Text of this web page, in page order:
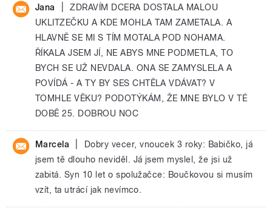
Jana
ZDRAVÍM DCERA DOSTALA MALOU
UKLITZEČKU A KDE MOHLA TAM ZAMETALA. A
HLAVNĚ SE MI S TÍM MOTALA POD NOHAMA.
ŘÍKALA JSEM JÍ, NE ABYS MNE PODMETLA, TO
BYCH SE UŽ NEVDALA. ONA SE ZAMYSLELA A
POVÍDÁ - A TY BY SES CHTĚLA VDÁVAT? V
TOMHLE VĚKU? PODOTÝKÁM, ŽE MNE BYLO V TÉ
DOBĚ 25. DOBROU NOC
Marcela
Dobry vecer, vnoucek 3 roky: Babičko, já
jsem tě dlouho neviděl. Já jsem myslel, že jsi už
zabitá. Syn 10 let o spolužačce: Boučkovou si musím
vzít, ta utrácí jak nevímco.